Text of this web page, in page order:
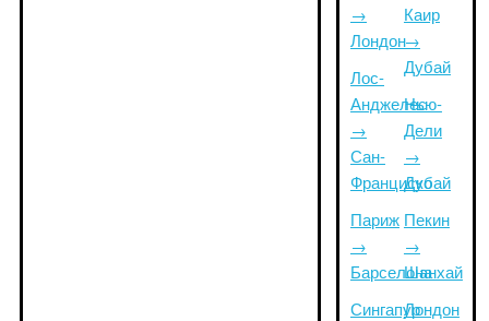
→
Лондон
Лос-
Анджелес
→
Сан-
Франциско
Париж
→
Барселона
Сингапур
Каир
→
Дубай
Нью-
Дели
→
Дубай
Пекин
→
Шанхай
Лондон